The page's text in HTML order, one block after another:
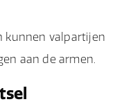
kunnen valpartijen
aan de armen.